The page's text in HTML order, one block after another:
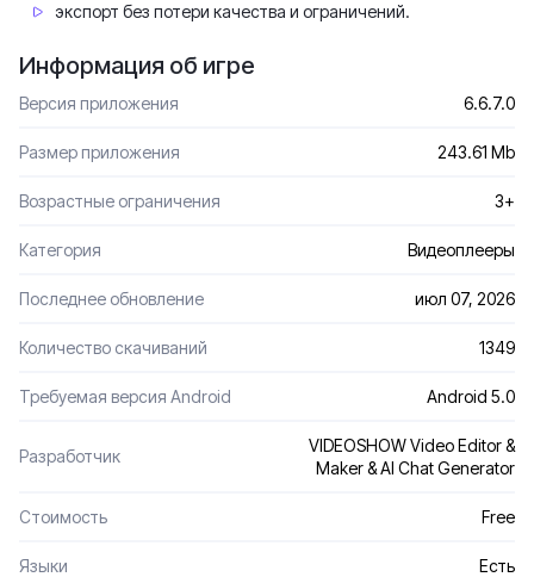
экспорт без потери качества и ограничений.
Информация об игре
Версия приложения 6.6.7.0
Размер приложения 243.61 Mb
Возрастные ограничения 3+
Категория Видеоплееры
Последнее обновление июл 07, 2026
Количество скачиваний 1349
Требуемая версия Android Android 5.0
Разработчик
VIDEOSHOW Video Editor &
Maker & AI Chat Generator
Стоимость Free
Языки Есть